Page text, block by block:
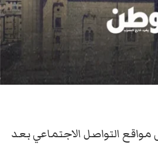
التواصل الاجتماعي بعد